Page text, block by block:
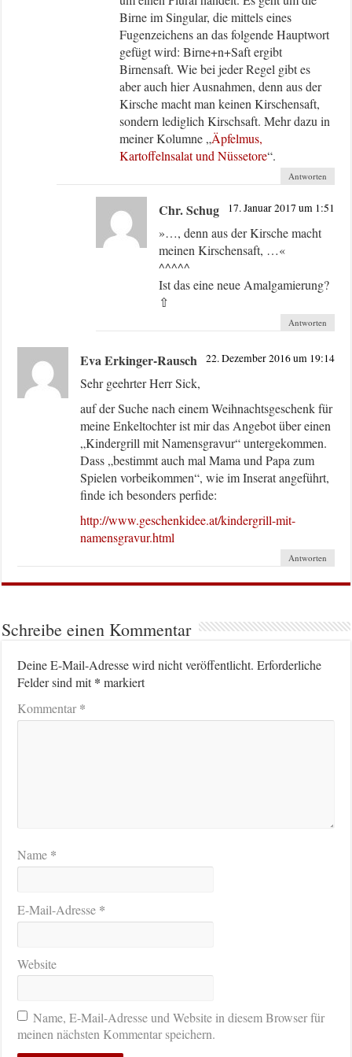
Birne im Singular, die mittels eines
Fugenzeichens an das folgende Hauptwort
gefügt wird: Birne+n+Saft ergibt
Birnensaft. Wie bei jeder Regel gibt es
aber auch hier Ausnahmen, denn aus der
Kirsche macht man keinen Kirschensaft,
sondern lediglich Kirschsaft. Mehr dazu in
meiner Kolumne „Äpfelmus,
Kartoffelnsalat und Nüssetore“.
Antworten
Chr. Schug 17. Januar 2017 um 1:51
»…, denn aus der Kirsche macht
meinen Kirschensaft, …«
^^^^^
Ist das eine neue Amalgamierung?
⇧
Antworten
Eva Erkinger-Rausch 22. Dezember 2016 um 19:14
Sehr geehrter Herr Sick,
auf der Suche nach einem Weihnachtsgeschenk für
meine Enkeltochter ist mir das Angebot über einen
„Kindergrill mit Namensgravur“ untergekommen.
Dass „bestimmt auch mal Mama und Papa zum
Spielen vorbeikommen“, wie im Inserat angeführt,
finde ich besonders perfide:
http://www.geschenkidee.at/kindergrill-mit-
namensgravur.html
Antworten
Schreibe einen Kommentar
Deine E-Mail-Adresse wird nicht veröffentlicht. Erforderliche
Felder sind mit* markiert
Kommentar*
Name *
E-Mail-Adresse *
Website
Name, E-Mail-Adresse und Website in diesem Browser für
meinen nächsten Kommentar speichern.